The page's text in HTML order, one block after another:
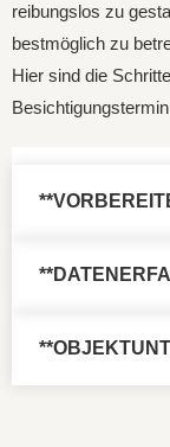
reibungslos zu
bestmöglich zu
Hier sind die